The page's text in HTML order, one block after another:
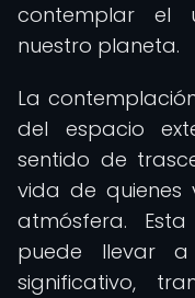
contemplar el
nuestro planeta.
La
del espacio
sentido de
vida de quienes
atmósfera.
puede llevar a
significativo,